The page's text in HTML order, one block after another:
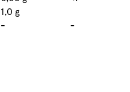
1,0 g
- -